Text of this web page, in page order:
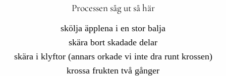
Processen såg ut så här
skölja äpplena i en stor balja
skära bort skadade delar
skära i klyftor (annars orkade vi inte dra runt krossen)
krossa frukten två gånger